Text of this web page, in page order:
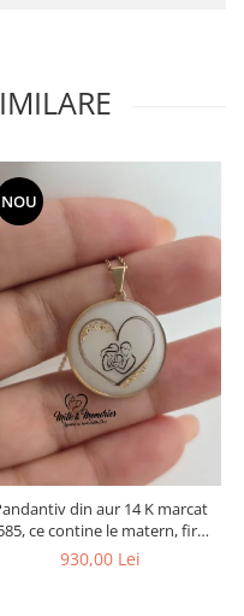
NOU
din aur 14 K marcat
ce contine le matern, fire
de par si foita aurie
930,00 Lei